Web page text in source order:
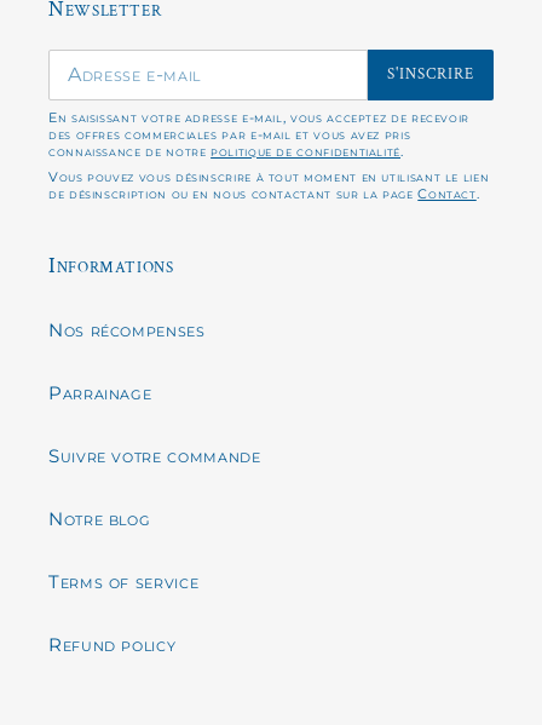
Newsletter
S'INSCRIRE
En saisissant votre adresse e-mail, vous acceptez de recevoir
des offres commerciales par e-mail et vous avez pris
connaissance de notrepolitique de confidentialité.
Vous pouvez vous désinscrire à tout moment en utilisant le lien
de désinscription ou en nous contactant sur la pageContact.
Informations
Nos récompenses
Parrainage
Suivre votre commande
Notre blog
Terms of service
Refund policy